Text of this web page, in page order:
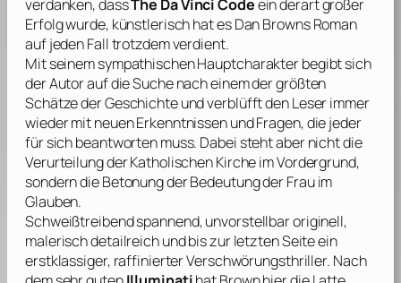
verdanken, dassThe Da Vinci Codeein derart großer
Erfolg wurde, künstlerisch hat esDan BrownsRoman
auf jeden Fall trotzdem verdient.
Mit seinem sympathischen Hauptcharakter begibt sich
der Autor auf die Suche nach einem der größten
Schätze der Geschichte und verblüfft den Leser immer
wieder mit neuen Erkenntnissen und Fragen, die jeder
für sich beantworten muss. Dabei steht aber nicht die
Verurteilung der Katholischen Kirche im Vordergrund,
sondern die Betonung der Bedeutung der Frau im
Glauben.
Schweißtreibend spannend, unvorstellbar originell,
malerisch detailreich und bis zur letzten Seite ein
erstklassiger, raffinierter Verschwörungsthriller. Nach